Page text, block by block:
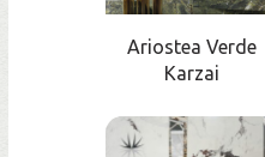
Ariostea Verde
Karzai